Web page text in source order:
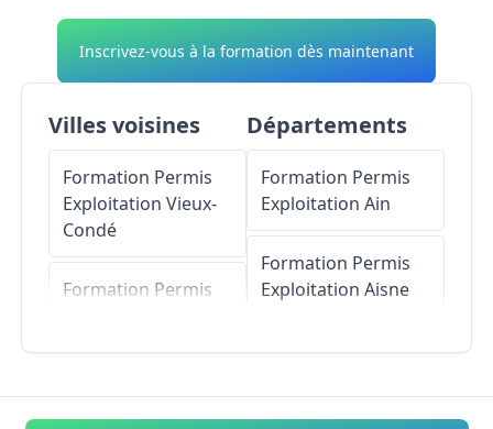
Inscrivez-vous à la formation dès maintenant
Villes voisines
Formation Permis
Exploitation Vieux-
Condé
Formation Permis
Formation Permis
Départements
Formation Permis
Exploitation Ain
Formation Permis
Exploitation Aisne
Formation Permis